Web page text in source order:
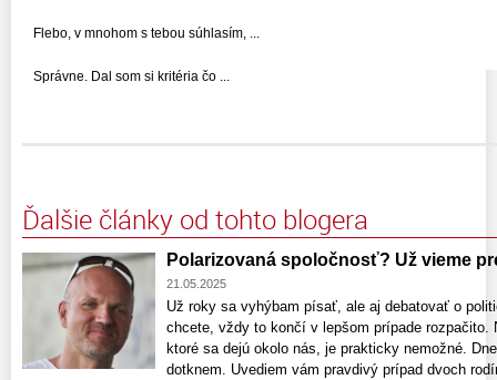
Flebo, v mnohom s tebou súhlasím, ...
Správne. Dal som si kritéria čo ...
Ďalšie články od tohto blogera
Polarizovaná spoločnosť? Už vieme
21.05.2025
Už roky sa vyhýbam písať, ale aj debatovať o
chcete, vždy to končí v lepšom prípade
ktoré sa dejú okolo nás, je prakticky nemožné.
dotknem. Uvediem vám pravdivý prípad dvoch